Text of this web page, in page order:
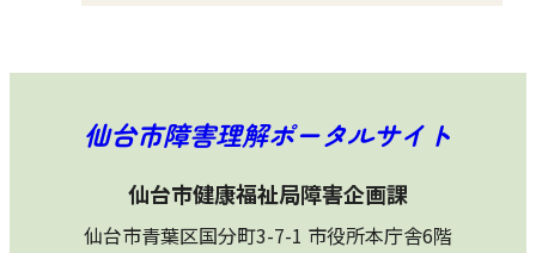
仙台市障害理解ポータルサイト
仙台市健康福祉局障害企画課
仙台市青葉区国分町3-7-1 市役所本庁舎6階